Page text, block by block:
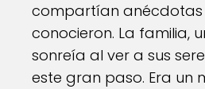
compartían anécdotas
conocieron. La familia,
sonreía al ver a sus
este gran paso. Era un